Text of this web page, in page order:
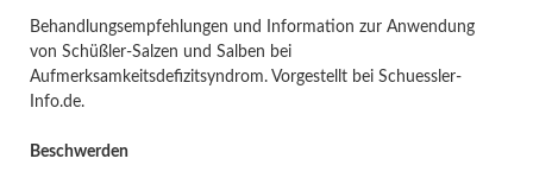
Behandlungsempfehlungen und Information zur Anwendung
von Schüßler-Salzen und Salben bei
Aufmerksamkeitsdefizitsyndrom. Vorgestellt bei Schuessler-
Info.de.
Beschwerden